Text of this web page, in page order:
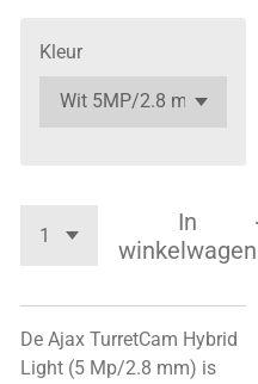
Kleur
In
winkelwagen
De Ajax TurretCam Hybrid
Light (5 Mp/2.8 mm) is